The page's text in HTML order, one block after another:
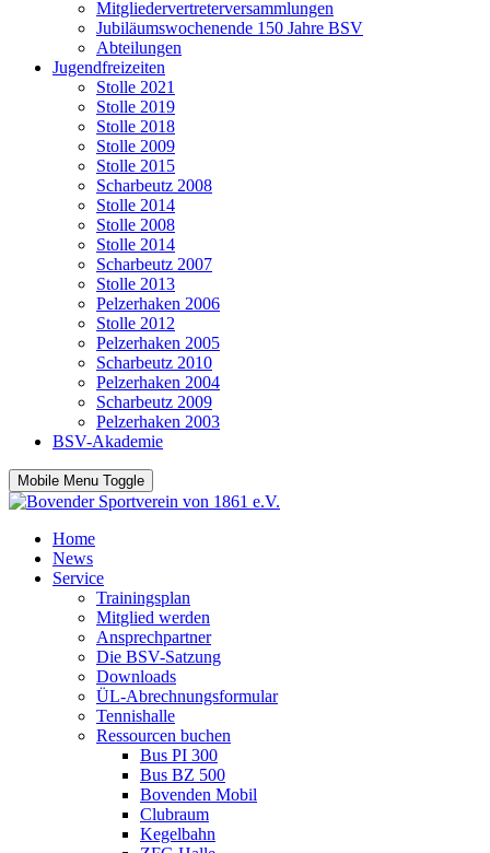
Mitgliedervertreterversammlungen
Jubiläumswochenende 150 Jahre BSV
Abteilungen
Jugendfreizeiten
Stolle 2021
Stolle 2019
Stolle 2018
Stolle 2009
Stolle 2015
Scharbeutz 2008
Stolle 2014
Stolle 2008
Stolle 2014
Scharbeutz 2007
Stolle 2013
Pelzerhaken 2006
Stolle 2012
Pelzerhaken 2005
Scharbeutz 2010
Pelzerhaken 2004
Scharbeutz 2009
Pelzerhaken 2003
BSV-Akademie
Mobile Menu Toggle
Home
News
Service
Trainingsplan
Mitglied werden
Ansprechpartner
Die BSV-Satzung
Downloads
ÜL-Abrechnungsformular
Tennishalle
Ressourcen buchen
Bus PI 300
Bus BZ 500
Bovenden Mobil
Clubraum
Kegelbahn